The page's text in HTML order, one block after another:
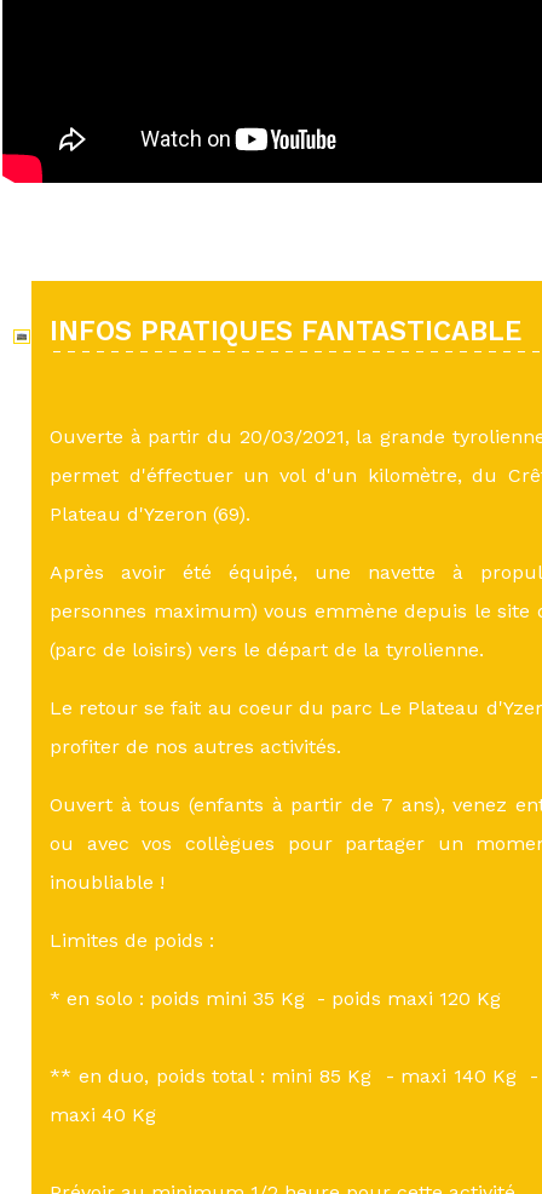
INFOS PRATIQUES FANTASTICABLE
Ouverte à partir du 20/03/2021, la grande
permet d'éffectuer un vol d'un kilomètre, du
Plateau d'Yzeron (69).
Après avoir été équipé, une navette à
personnes maximum) vous emmène depuis le site
(parc de loisirs) vers le départ de la tyrolienne.
Le retour se fait au coeur du parc Le Plateau
profiter de nos autres activités.
Ouvert à tous (enfants à partir de 7 ans), venez
ou avec vos collègues pour partager un
inoubliable !
Limites de poids :
* en solo : poids mini 35 Kg - poids maxi 120 Kg
** en duo, poids total : mini 85 Kg - maxi 140 Kg -
maxi 40 Kg